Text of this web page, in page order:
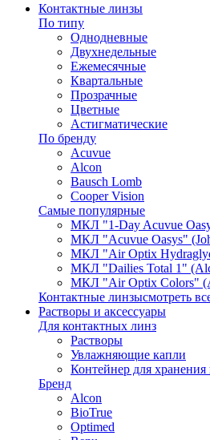
Контактные линзы
По типу
Однодневные
Двухнедельные
Ежемесячные
Квартальные
Прозрачные
Цветные
Астигматические
По бренду
Acuvue
Alcon
Bausch Lomb
Cooper Vision
Самые популярные
МКЛ "1-Day Acuvue
МКЛ "Acuvue Oasys"
МКЛ "Air Optix
МКЛ "Dailies Total 1"
МКЛ "Air Optix Colors"
Контактные линзысмотреть
Растворы и аксессуары
Для контактных линз
Растворы
Увлажняющие капли
Контейнер для
Бренд
Alcon
BioTrue
Optimed